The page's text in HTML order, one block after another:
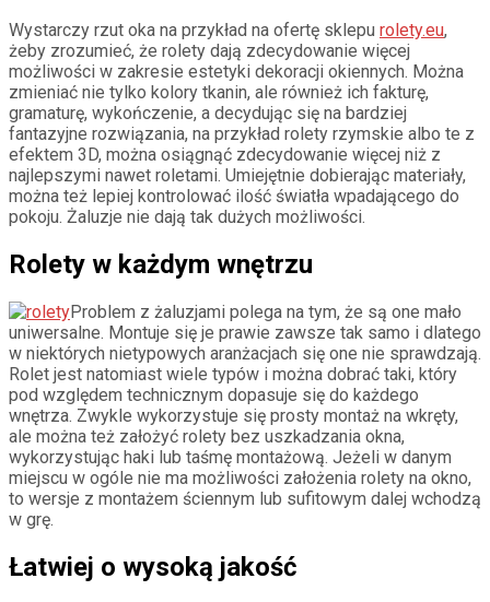
Wystarczy rzut oka na przykład na ofertę sklepu rolety.eu,
żeby zrozumieć, że rolety dają zdecydowanie więcej
możliwości w zakresie estetyki dekoracji okiennych. Można
zmieniać nie tylko kolory tkanin, ale również ich fakturę,
gramaturę, wykończenie, a decydując się na bardziej
fantazyjne rozwiązania, na przykład rolety rzymskie albo te z
efektem 3D, można osiągnąć zdecydowanie więcej niż z
najlepszymi nawet roletami. Umiejętnie dobierając materiały,
można też lepiej kontrolować ilość światła wpadającego do
pokoju. Żaluzje nie dają tak dużych możliwości.
Rolety w każdym wnętrzu
Problem z żaluzjami polega na tym, że są one mało
uniwersalne. Montuje się je prawie zawsze tak samo i dlatego
w niektórych nietypowych aranżacjach się one nie sprawdzają.
Rolet jest natomiast wiele typów i można dobrać taki, który
pod względem technicznym dopasuje się do każdego
wnętrza. Zwykle wykorzystuje się prosty montaż na wkręty,
ale można też założyć rolety bez uszkadzania okna,
wykorzystując haki lub taśmę montażową. Jeżeli w danym
miejscu w ogóle nie ma możliwości założenia rolety na okno,
to wersje z montażem ściennym lub sufitowym dalej wchodzą
w grę.
Łatwiej o wysoką jakość